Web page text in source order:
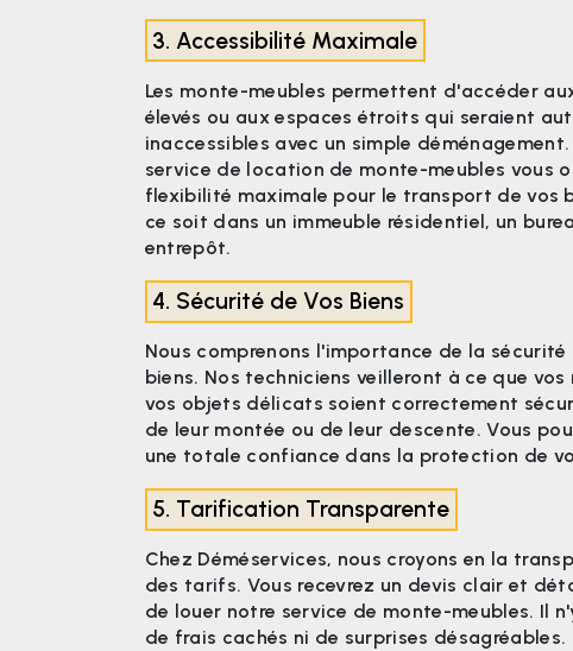
3. Accessibilité Maximale
Les monte-meubles permettent d'accéder
élevés ou aux espaces étroits qui seraient
inaccessibles avec un simple
service de location de monte-meubles vous
flexibilité maximale pour le transport de vos
ce soit dans un immeuble résidentiel, un
entrepôt.
4. Sécurité de Vos Biens
Nous comprenons l'importance de la sécurité
biens. Nos techniciens veilleront à ce que vos
vos objets délicats soient correctement
de leur montée ou de leur descente. Vous
une totale confiance dans la protection de
5. Tarification Transparente
Chez Déméservices, nous croyons en la
des tarifs. Vous recevrez un devis clair et
de louer notre service de monte-meubles. Il
de frais cachés ni de surprises désagréables.